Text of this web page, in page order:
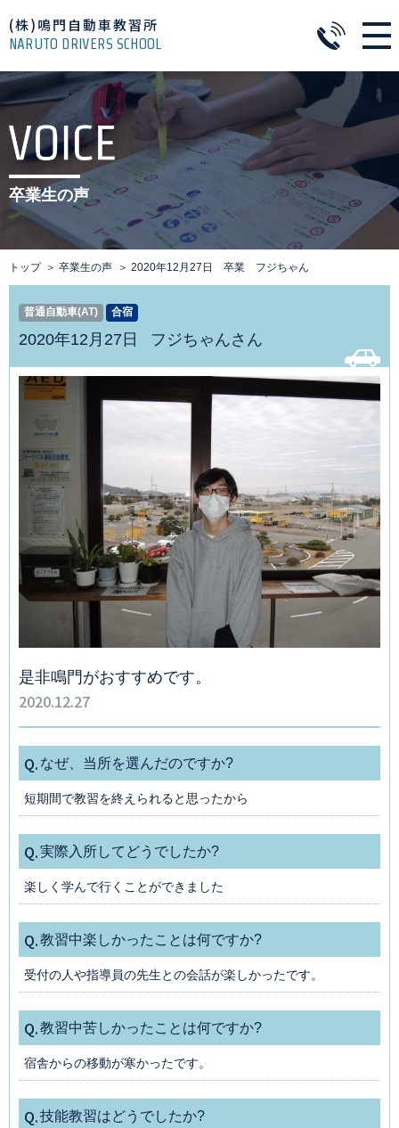
(株)鳴門自動車教習所
NARUTO DRIVERS SCHOOL
卒業生の声
トップ 卒業生の声 2020年12月27日 卒業 フジちゃん
普通自動車(AT) 合宿
2020年12月27日 フジちゃんさん
是非鳴門がおすすめです。
2020.12.27
Q. なぜ、当所を選んだのですか?
短期間で教習を終えられると思ったから
Q.実際入所してどうでしたか?
楽しく学んで行くことができました
Q.教習中楽しかったことは何ですか?
受付の人や指導員の先生との会話が楽しかったです。
Q.教習中苦しかったことは何ですか?
宿舎からの移動が寒かったです。
Q.技能教習はどうでしたか?